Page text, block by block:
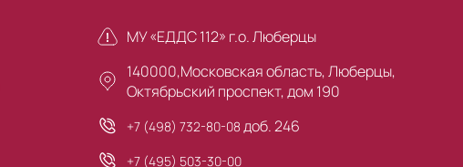
МУ «ЕДДС 112» г.о. Люберцы
140000,Московская область, Люберцы,
Октябрьский проспект, дом 190
+7 (498) 732-80-08 доб. 246
+7 (495) 503-30-00